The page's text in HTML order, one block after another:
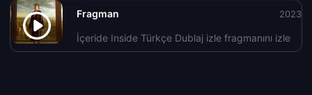
Fragman
İçeride Inside Türkçe Dublaj izle fragmanını izle
2023